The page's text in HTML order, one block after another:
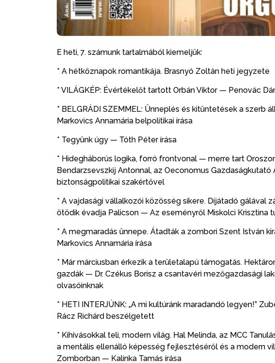
E heti, 7. számunk tartalmából kiemeljük:
* A hétköznapok romantikája. Brasnyó Zoltán heti jegyzete
* VILÁGKÉP: Évértékelőt tartott Orbán Viktor — Penovác
* BELGRÁDI SZEMMEL: Ünneplés és kitüntetések a szerb
Markovics Annamária belpolitikai írása
* Tegyünk úgy — Tóth Péter írása
* Hidegháborús logika, forró frontvonal — merre tart
Bendarzsevszkij Antonnal, az Oeconomus
biztonságpolitikai szakértővel
* A vajdasági vállalkozói közösség sikere. Díjátadó gálával
ötödik évadja Palicson — Az eseményről Miskolci Krisztina
* A megmaradás ünnepe. Átadták a zombori Szent István
Markovics Annamária írása
* Már márciusban érkezik a területalapú támogatás.
gazdák — Dr. Czékus Borisz a csantavéri mezőgazdasági
olvasóinknak
* HETI INTERJÚNK: „A mi kultúránk maradandó legyen!”
Rácz Richárd beszélgetett
* Kihívásokkal teli, modern világ. Hal Melinda, az MCC
a mentális ellenálló képesség fejlesztéséről és a modern
Zomborban — Kalinka Tamás írása